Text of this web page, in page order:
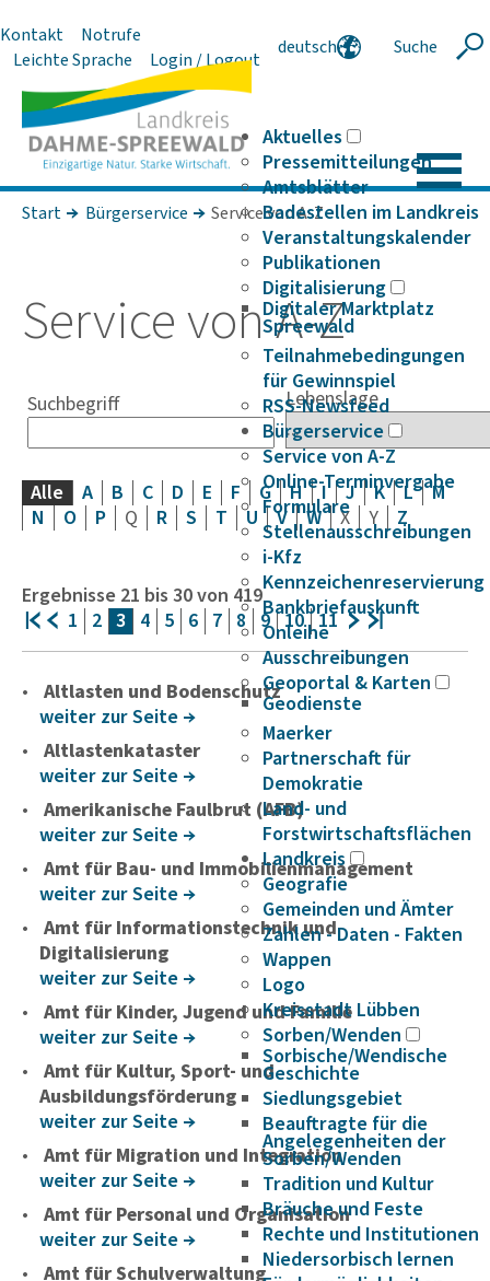
Kontakt
Notrufe
Leichte Sprache
Login / Logout
deutsch
Suche
Aktuelles
Pressemitteilungen
Amtsblätter
Badestellen im Landkreis
Veranstaltungskalender
Publikationen
Digitalisierung
Digitaler Marktplatz
Spreewald
Teilnahmebedingungen
für Gewinnspiel
RSS-Newsfeed
Bürgerservice
Service von A-Z
Online-Terminvergabe
Formulare
Stellenausschreibungen
i-Kfz
Kennzeichenreservierung
Bankbriefauskunft
Onleihe
Ausschreibungen
Geoportal & Karten
Geodienste
Maerker
Partnerschaft für
Demokratie
Land- und
Forstwirtschaftsflächen
Landkreis
Geografie
Gemeinden und Ämter
Zahlen - Daten - Fakten
Wappen
Logo
Kreisstadt Lübben
Sorben/Wenden
Sorbische/Wendische
Geschichte
Siedlungsgebiet
Beauftragte für die
Angelegenheiten der
Sorben/Wenden
Tradition und Kultur
Bräuche und Feste
Rechte und Institutionen
Niedersorbisch lernen
Start Bürgerservice Service von A-Z
Service von A-Z
Suchbegriff Lebenslage
Alle A B C D E F G H I J K L
M
N
O P Q R S T U V W X Y Z
Ergebnisse 21 bis 30von 419
1 2 3 4 5 6 7 8 9 10 11
Altlasten und Bodenschutz
weiter zur Seite
Altlastenkataster
weiter zur Seite
Amerikanische Faulbrut (AFB)
weiter zur Seite
Amt für Bau- und Immobilienmanagement
weiter zur Seite
Amt für Informationstechnik und
Digitalisierung
weiter zur Seite
Amt für Kinder, Jugend und Familie
weiter zur Seite
Amt für Kultur, Sport- und
Ausbildungsförderung
weiter zur Seite
Amt für Migration und Integration
weiter zur Seite
Amt für Personal und Organisation
weiter zur Seite
Amt für Schulverwaltung